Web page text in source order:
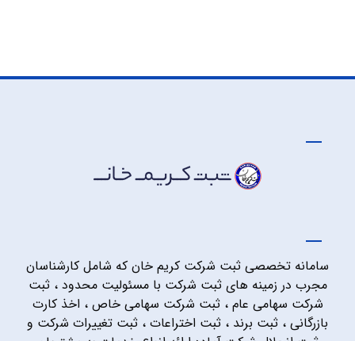
سامانه تخصصی ثبت شرکت کریم خان که شامل کارشناسان
مجرب در زمینه های ثبت شرکت با مسئولیت محدود ، ثبت
شرکت سهامی عام ، ثبت شرکت سهامی خاص ، اخذ کارت
بازرگانی ، ثبت برند ، ثبت اختراعات ، ثبت تغییرات شرکت و